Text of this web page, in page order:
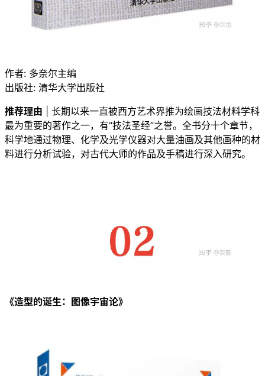
作者: 多奈尔主编
出版社: 清华大学出版社
推荐理由 | 长期以来一直被西方艺术界推为绘画技法材料学科
最为重要的著作之一，有“技法圣经”之誉。全书分十个章节，
科学地通过物理、化学及光学仪器对大量油画及其他画种的材
料进行分析试验，对古代大师的作品及手稿进行深入研究。
《造型的诞生：图像宇宙论》